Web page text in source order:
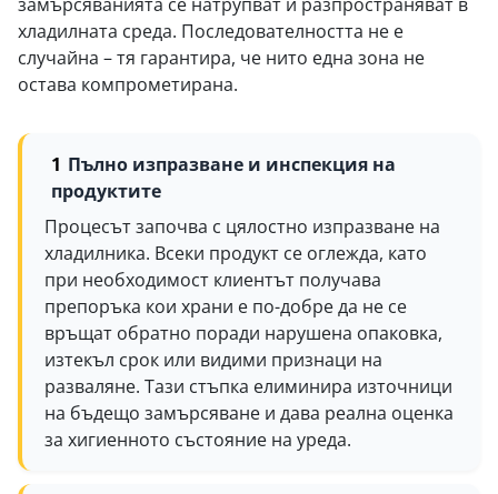
хладилната среда. Последователността не е
случайна – тя гарантира, че нито една зона не
остава компрометирана.
Пълно изпразване и инспекция на
продуктите
Процесът започва с цялостно изпразване на
хладилника. Всеки продукт се оглежда, като
при необходимост клиентът получава
препоръка кои храни е по-добре да не се
връщат обратно поради нарушена опаковка,
изтекъл срок или видими признаци на
разваляне. Тази стъпка елиминира източници
на бъдещо замърсяване и дава реална оценка
за хигиенното състояние на уреда.